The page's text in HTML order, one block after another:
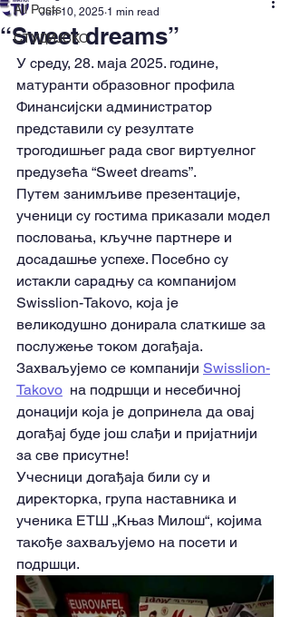
All Posts
СТУДИЈСКО
“Sweet dreams”
Jun 10, 2025 1 min read
У среду, 28. маја 2025. године,
матуранти образовног профила
Финансијски администратор
представили су резултате
трогодишњег рада свог виртуелног
предузећа “Sweet dreams”.
Путем занимљиве презентације,
ученици су гостима приказали модел
пословања, кључне партнере и
досадашње успехе. Посебно су
истакли сарадњу са компанијом
Swisslion-Takovo, која је
великодушно донирала слаткише за
послужење током догађаја.
Захваљујемо се компанији Swisslion-
Takovo на подршци и несебичној
донацији која је допринела да овај
догађај буде још слађи и пријатнији
за све присутне!
Учесници догађаја били су и
директорка, група наставника и
ученика ЕТШ „Књаз Милош“, којима
такође захваљујемо на посети и
подршци.